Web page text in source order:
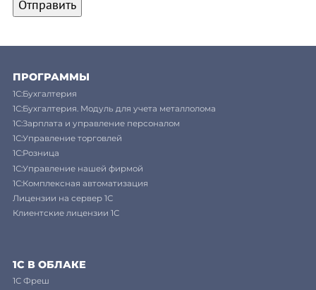
ПРОГРАММЫ
1С:Бухгалтерия
1С:Бухгалтерия. Модуль для учета металлолома
1С:Зарплата и управление персоналом
1С:Управление торговлей
1С:Розница
1С:Управление нашей фирмой
1С:Комплексная автоматизация
Лицензии на сервер 1С
Клиентские лицензии 1С
1С В ОБЛАКЕ
1C Фреш